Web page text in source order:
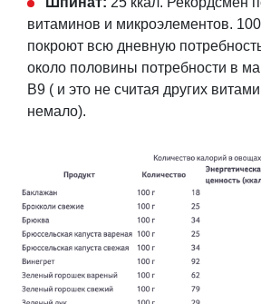
витаминов и микроэлементов.
покроют всю дневную
около половины потребности в
В9 ( и это не считая других
немало).